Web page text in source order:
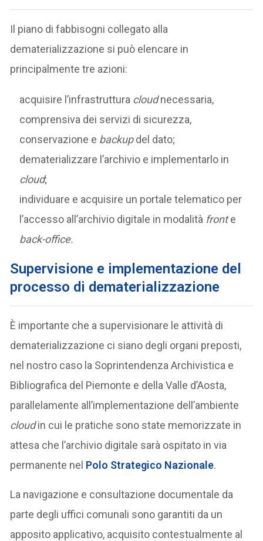
Il piano di fabbisogni collegato alla
dematerializzazione si può elencare in
principalmente tre azioni:
acquisire l’infrastruttura cloudnecessaria,
comprensiva dei servizi di sicurezza,
conservazione e backupdel dato;
dematerializzare l’archivio e implementarlo in
cloud;
individuare e acquisire un portale telematico per
l’accesso all’archivio digitale in modalità fronte
back-office.
Supervisione e implementazione del
processo di dematerializzazione
È importante che a supervisionare le attività di
dematerializzazione ci siano degli organi preposti,
nel nostro caso la Soprintendenza Archivistica e
Bibliografica del Piemonte e della Valle d’Aosta,
parallelamente all’implementazione dell’ambiente
cloudin cui le pratiche sono state memorizzate in
attesa che l’archivio digitale sarà ospitato in via
permanente nel Polo Strategico Nazionale.
La navigazione e consultazione documentale da
parte degli uffici comunali sono garantiti da un
apposito applicativo, acquisito contestualmente al